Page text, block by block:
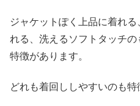
ジャケットぽく上品に着れ
れる、洗えるソフトタッチ
特徴があります。
どれも着回ししやすいのも特